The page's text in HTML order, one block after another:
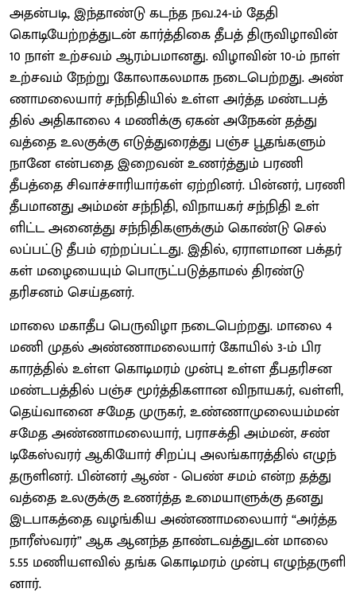
அதன்​படி, இந்​தாண்டு கடந்த நவ.24-ம் தேதி
கொடியேற்​றத்​துடன் கார்த்​திகை தீபத் திரு​விழா​வின்
10 நாள் உற்​சவம் ஆரம்​ப​மானது. விழா​வின் 10-ம் நாள்
உற்​சவம் நேற்று கோலாகல​மாக நடை​பெற்​றது. அண்​
ணா​மலை​யார் சந்​நி​தி​யில் உள்ள அர்த்த மண்​டபத்​
தில் அதி​காலை 4 மணிக்கு ஏகன் அநேகன் தத்​து​
வத்தை உலகுக்கு எடுத்​துரைத்து பஞ்ச பூதங்களும்
நானே என்​பதை இறைவன் உணர்த்​தும் பரணி
தீபத்தை சிவாச்​சா​ரி​யார்​கள் ஏற்​றினர். பின்​னர், பரணி
தீப​மானது அம்​மன் சந்​நி​தி, விநாயகர் சந்​நிதி உள்​
ளிட்ட அனைத்து சந்​நி​தி​களுக்​கும் கொண்டு செல்​
லப்​பட்டு தீபம் ஏற்​றப்​பட்​டது. இதில், ஏராள​மான பக்​தர்​
கள் மழையை​யும் பொருட்​படுத்​தாமல் திரண்டு
தரிசனம் செய்​தனர்.
மாலை மகாதீப பெரு​விழா நடை​பெற்​றது. மாலை 4
மணி முதல் அண்​ணா​மலை​யார் கோயில் 3-ம் பிர​
காரத்​தில் உள்ள கொடிமரம் முன்பு உள்ள தீப​தரிசன
மண்​டபத்​தில் பஞ்ச மூர்த்​தி​களான விநாயகர், வள்​ளி,
தெய்​வானை சமேத முரு​கர், உண்​ணா​முலை​யம்​மன்
சமேத அண்​ணா​மலை​யார், பராசக்தி அம்​மன், சண்​
டிகேஸ்​வரர் ஆகியோர் சிறப்பு அலங்​காரத்​தில் எழுந்​
தருளினர். பின்​னர் ஆண் - பெண் சமம் என்ற தத்​து​
வத்தை உலகுக்கு உணர்த்த உமை​யாளுக்கு தனது
இடபாகத்தை வழங்​கிய அண்​ணா​மலை​யார் “அர்த்​த​
நாரீஸ்​வரர்” ஆக ஆனந்த தாண்​ட​வத்​துடன் மாலை
5.55 மணி​யள​வில் தங்க கொடிமரம் முன்பு எழுந்​தருளி​
னார்.